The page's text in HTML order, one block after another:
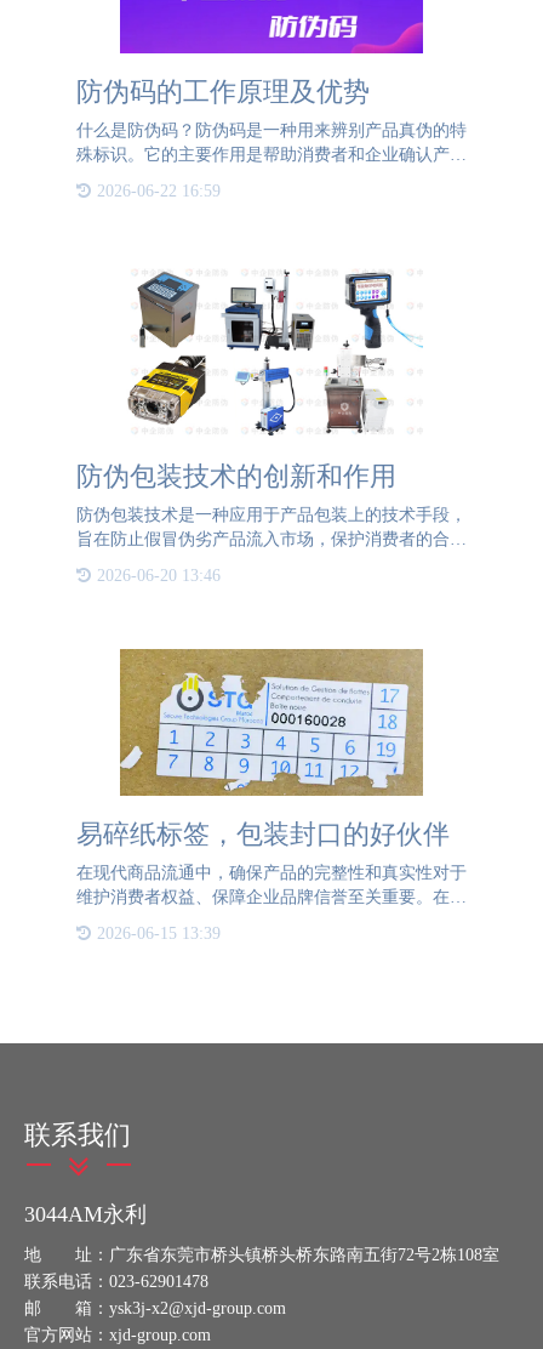
防伪码的工作原理及优势
什么是防伪码？防伪码是一种用来辨别产品真伪的特
殊标识。它的主要作用是帮助消费者和企业确认产品
的来源，防止假冒伪劣产品的流通。 防伪码的工作
原理防伪码通常以二维码或条形码的形式出现，以标
2026-06-22 16:59
防伪包装技术的创新和作用
防伪包装技术是一种应用于产品包装上的技术手段，
旨在防止假冒伪劣产品流入市场，保护消费者的合法
费者对产品质量的关注度提高，防伪包装技术也越来
2026-06-20 13:46
易碎纸标签，包装封口的好伙伴
在现代商品流通中，确保产品的完整性和真实性对于
维护消费者权益、保障企业品牌信誉至关重要。在这
一背景下，易碎纸标签以其独特的性能，成为了包装
封口不可或缺的好伙伴，为商品的防伪、防篡改和防
2026-06-15 13:39
联系我们
3044AM永利
地 址：广东省东莞市桥头镇桥头桥东路南五街72号2栋108室
联系电话：023-62901478
邮 箱：ysk3j-x2@xjd-group.com
官方网站：xjd-group.com